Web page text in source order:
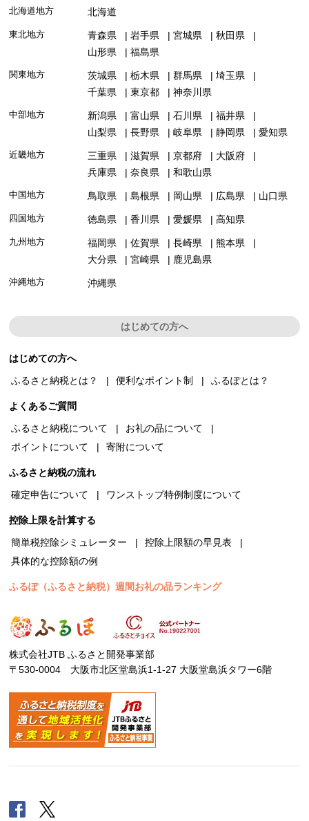
北海道地方 北海道
東北地方 青森県 岩手県 宮城県
秋田県
山形県
福島県
関東地方 茨城県 栃木県 群馬県
埼玉県
千葉県
東京都 神奈川県
中部地方 新潟県 富山県 石川県
福井県
山梨県
長野県 岐阜県 静岡県 愛知県
近畿地方 三重県 滋賀県 京都府
大阪府
兵庫県
奈良県 和歌山県
中国地方 鳥取県 島根県 岡山県 広島県 山口県
四国地方 徳島県 香川県 愛媛県 高知県
九州地方 福岡県 佐賀県 長崎県
熊本県
大分県
宮崎県 鹿児島県
沖縄地方 沖縄県
はじめての方へ
はじめての方へ
ふるさと納税とは？
便利なポイント制 ふるぽとは？
よくあるご質問
ふるさと納税について
お礼の品について
ポイントについて
寄附について
ふるさと納税の流れ
確定申告について
ワンストップ特例制度について
控除上限を計算する
簡単税控除シミュレーター
控除上限額の早見表
具体的な控除額の例
ふるぽ（ふるさと納税）週間お礼の品ランキング
株式会社JTB ふるさと開発事業部
〒530-0004 大阪市北区堂島浜1-1-27 大阪堂島浜タワー6階
Facebook